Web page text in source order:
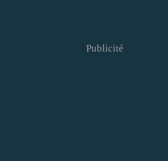
Publicité